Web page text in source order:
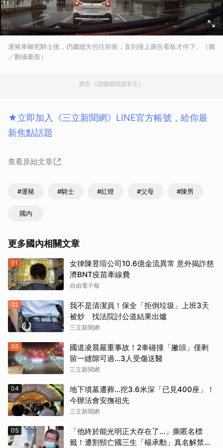
運豬車輾死騎士後，仍繼續失控往前衝，直到撞上廣告看板才停下。（圖
／翻攝畫面）
廣告（請繼續閱讀本文）
★立即加入《三立新聞網》LINE官方帳號，給你最
新焦點話題
查看原始文章
#運豬 #騎士 #紅燈 #父母 #陳男
國內
更多國內相關文章
01
女律陳昱瑄公司10.6億金流異常 意外揭詐慈
濟BNT疫苗牽線費
自由電子報
02
我不是清潔員！保全「拒倒垃圾」上班3天
被炒 找法院討公道結果出爐
三立新聞網
03
國道凌晨嚴重事故！2車碰撞「撇頭」僅剩
留一縫隙可過…3人受傷送醫
三立新聞網
04
地下墳墓遷葬…挖3.6米深「已見400座」！
今辦法會安撫祖先
三立新聞網
05
「他終於能光明正大存在了...」撕匿名標
籤！遭割頸亡國三生「楊承勳」真名解禁